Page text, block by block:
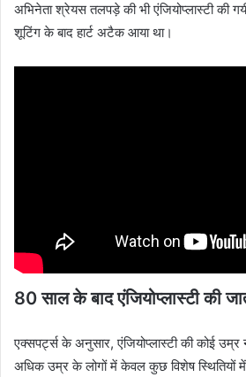
अभिनेता श्रेयस तलपड़े की भी एंजियोप्लास्टी की
शूटिंग के बाद हार्ट अटैक आया था।
80 साल के बाद एंजियोप्लास्टी की
एक्सपर्ट्स के अनुसार, एंजियोप्लास्टी की कोई
अधिक उम्र के लोगों में केवल कुछ विशेष स्थितियों में